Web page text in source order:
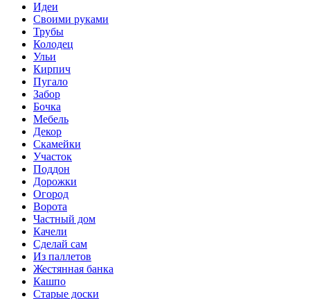
Идеи
Своими руками
Трубы
Колодец
Ульи
Кирпич
Пугало
Забор
Бочка
Мебель
Декор
Скамейки
Участок
Поддон
Дорожки
Огород
Ворота
Частный дом
Качели
Сделай сам
Из паллетов
Жестянная банка
Кашпо
Старые доски